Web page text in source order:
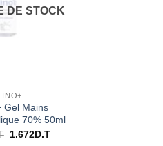
DE STOCK
Gel Mains
70% 50ml
Le
1.672D.TLe